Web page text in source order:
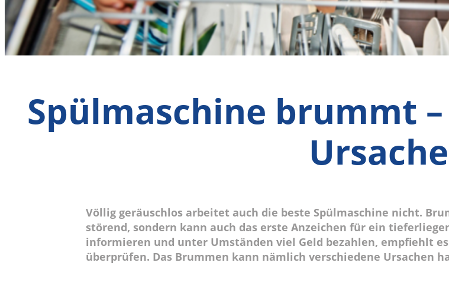
Spülmaschine brummt
Ursache
Völlig geräuschlos arbeitet auch die beste Spülmaschine nicht.
störend, sondern kann auch das erste Anzeichen für ein
informieren und unter Umständen viel Geld bezahlen, empfiehlt
überprüfen. Das Brummen kann nämlich verschiedene Ursachen